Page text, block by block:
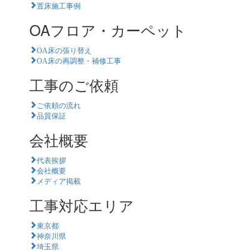
置床施工事例
OAフロア・カーペット
OA床の張り替え
OA床の再調整・補修工事
工事のご依頼
ご依頼の流れ
品質保証
会社概要
代表挨拶
会社概要
メディア掲載
工事対応エリア
東京都
神奈川県
埼玉県